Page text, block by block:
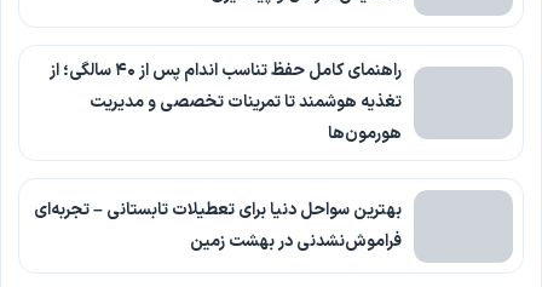
راهنمای کامل حفظ تناسب اندام پس از ۴۰ سالگی؛ از
تغذیه هوشمند تا تمرینات تخصصی و مدیریت
هورمون‌ها
بهترین سواحل دنیا برای تعطیلات تابستانی – تجربه‌ای
فراموش‌نشدنی در بهشت زمین